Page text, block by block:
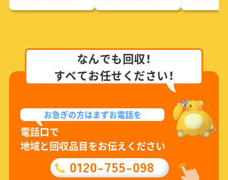
なんでも回収！
すべてお任せください！
お急ぎの方はまずお電話を
電話口で
地域と回収品目をお伝えください
0120-755-098